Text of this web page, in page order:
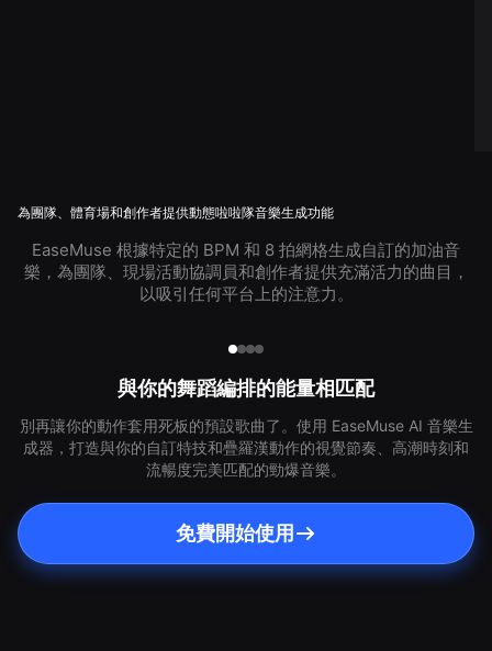
為團隊、體育場和創作者提供動態啦啦隊音樂生成功能
EaseMuse 根據特定的 BPM 和 8 拍網格生成自訂的加油音
樂，為團隊、現場活動協調員和創作者提供充滿活力的曲目，
以吸引任何平台上的注意力。
與你的舞蹈編排的能量相匹配
別再讓你的動作套用死板的預設歌曲了。使用 EaseMuse AI 音樂生
成器，打造與你的自訂特技和疊羅漢動作的視覺節奏、高潮時刻和
流暢度完美匹配的勁爆音樂。
免費開始使用